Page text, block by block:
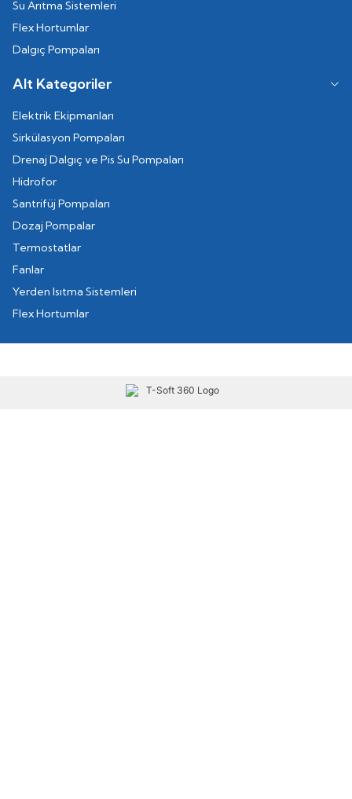
Su Arıtma Sistemleri
Flex Hortumlar
Dalgıç Pompaları
Alt Kategoriler
Elektrik Ekipmanları
Sirkülasyon Pompaları
Drenaj Dalgıç ve Pis Su Pompaları
Hidrofor
Santrifüj Pompaları
Dozaj Pompalar
Termostatlar
Fanlar
Yerden Isıtma Sistemleri
Flex Hortumlar